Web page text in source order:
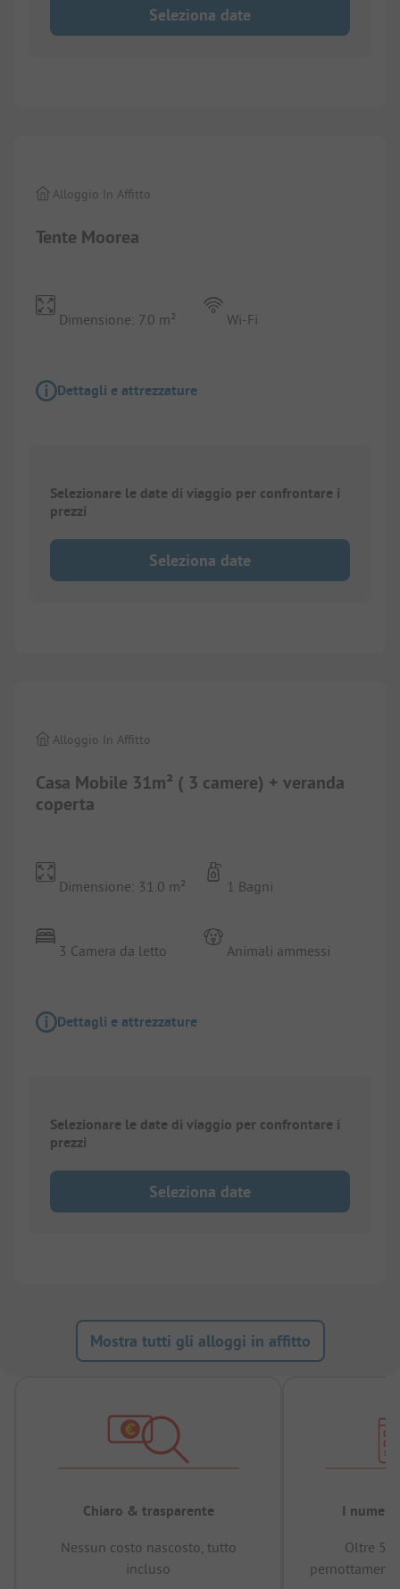
Seleziona date
Tente Moorea
Alloggio In Affitto
Dimensione: 7.0 m² Wi-Fi
Dettagli e attrezzature
Selezionare le date di viaggio per confrontare i
prezzi
Seleziona date
Casa Mobile 31m² ( 3 camere) + veranda
coperta
Alloggio In Affitto
Dimensione: 31.0 m²
3 Camera da letto
1 Bagni
Animali ammessi
Dettagli e attrezzature
Selezionare le date di viaggio per confrontare i
prezzi
Seleziona date
Mostra tutti gli alloggi in affitto
Chiaro & trasparente
Nessun costo nascosto, tutto
incluso
I numeri
Oltre